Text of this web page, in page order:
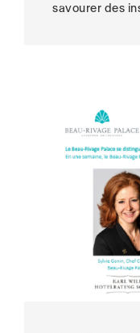
savourer des